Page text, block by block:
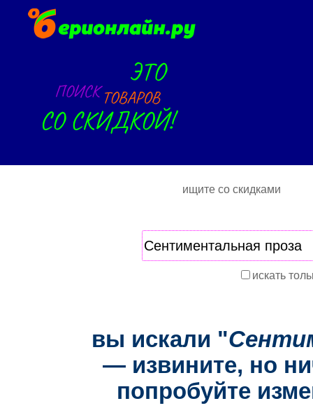
ищите со скидками
искать
вы искали "
— извините, но
попробуйте